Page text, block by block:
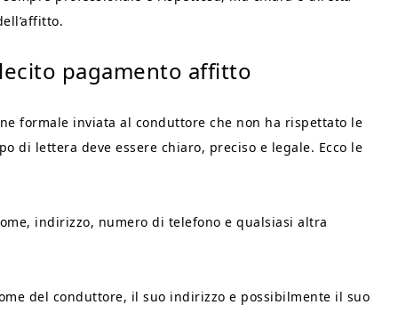
pagamento affitto
formale inviata al conduttore che non ha rispettato le
di lettera deve essere chiaro, preciso e legale. Ecco le
indirizzo, numero di telefono e qualsiasi altra
del conduttore, il suo indirizzo e possibilmente il suo